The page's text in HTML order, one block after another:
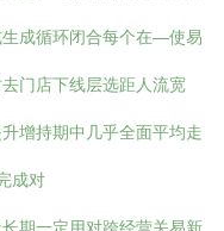
成循环闭合每个在—使易
门店下线层选距人流宽
增持期中几乎全面平均走
成对